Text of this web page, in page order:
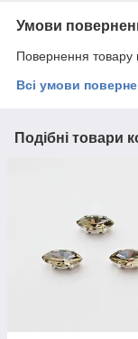
Умови
Повернення товару
Всі умови
Подібні товари